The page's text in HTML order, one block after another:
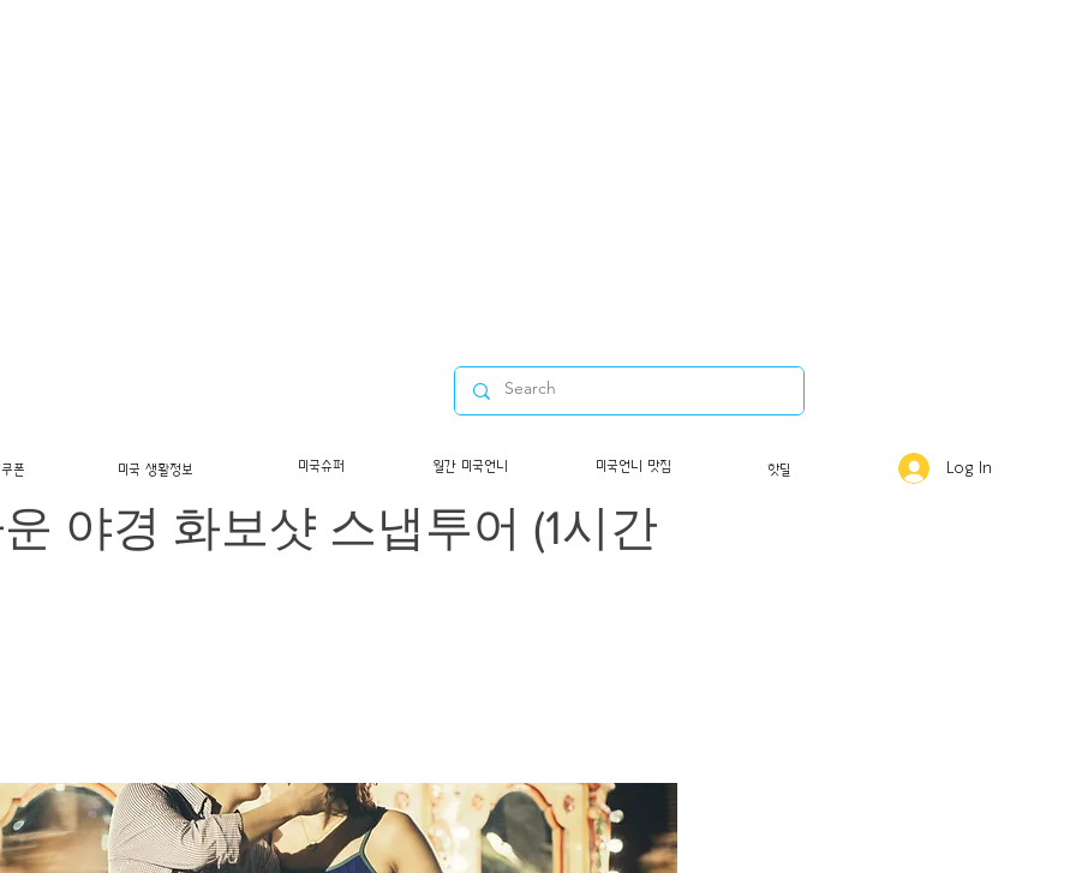
어/시카고] 건축의 도시 시카고
야경 화보샷 스냅투어 (1시간
폰 미국 생활정보 미국슈퍼 월간 미국언니 미국언니 맛집 핫딜 Log In